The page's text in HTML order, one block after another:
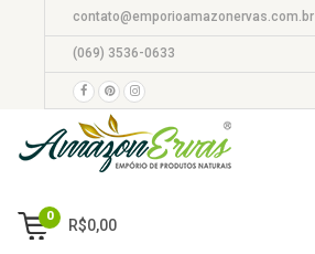
contato@emporioamazonervas.com.br
(069) 3536-0633
0
R$0,00